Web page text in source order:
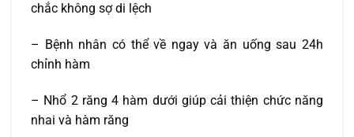
chắc không sợ di lệch
– Bệnh nhân có thể về ngay và ăn uống sau 24h
chỉnh hàm
– Nhổ 2 răng 4 hàm dưới giúp cải thiện chức năng
nhai và hàm răng